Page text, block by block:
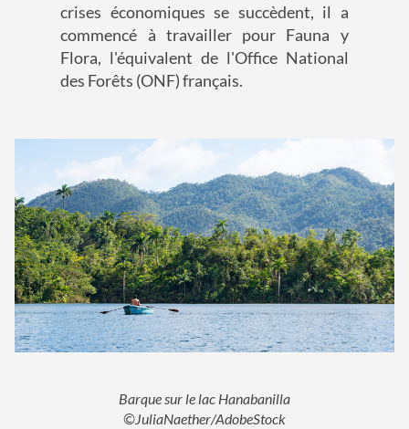
crises économiques se succèdent, il a
commencé à travailler pour Fauna y
Flora, l'équivalent de l'Office National
des Forêts (ONF) français.
Barque sur le lac Hanabanilla
©JuliaNaether/AdobeStock